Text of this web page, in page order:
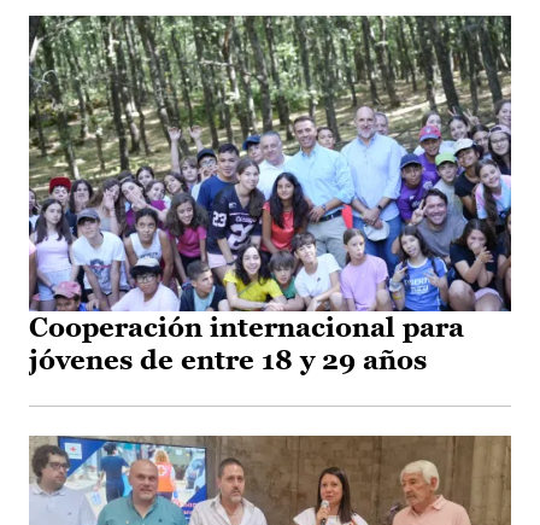
Cooperación internacional para
jóvenes de entre 18 y 29 años